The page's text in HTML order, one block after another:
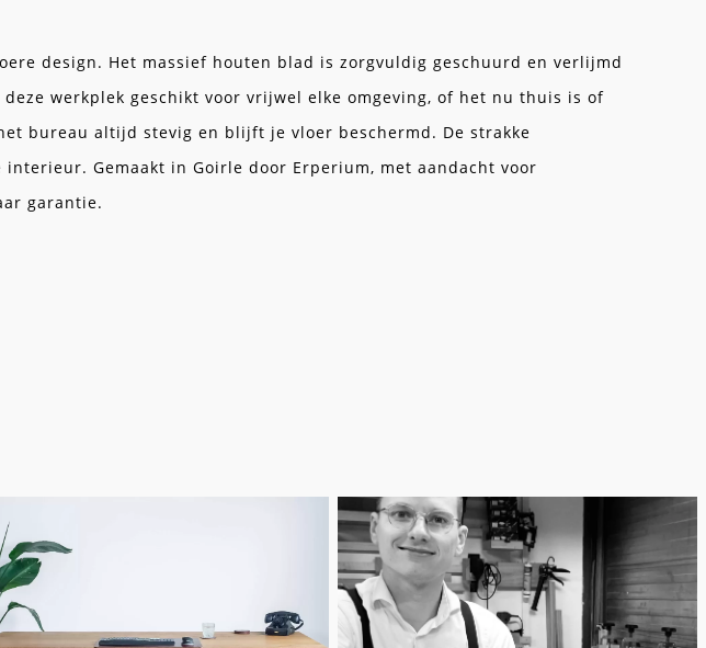
design. Het massief houten blad is zorgvuldig geschuurd en verlijmd
werkplek geschikt voor vrijwel elke omgeving, of het nu thuis is of
bureau altijd stevig en blijft je vloer beschermd. De strakke
Gemaakt in Goirle door Erperium, met aandacht voor
garantie.